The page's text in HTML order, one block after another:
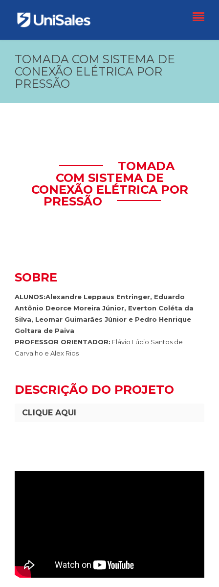
TOMADA COM SISTEMA DE
CONEXÃO ELÉTRICA POR
PRESSÃO
TOMADA
COM SISTEMA DE
CONEXÃO ELÉTRICA POR
PRESSÃO
SOBRE
ALUNOS:Alexandre Leppaus Entringer, Eduardo
Antônio Deorce Moreira Júnior, Everton Coléta da
Silva, Leomar Guimarães Júnior e Pedro Henrique
Goltara de Paiva
PROFESSOR ORIENTADOR: Flávio Lúcio Santos de
Carvalho e Alex Rios
DESCRIÇÃO DO PROJETO
CLIQUE AQUI